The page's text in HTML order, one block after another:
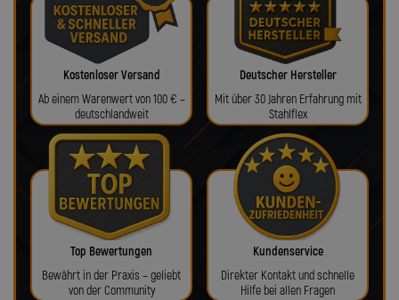
Kostenloser Versand
Ab einem Warenwert von 100 € –
deutschlandweit
Deutscher Hersteller
Mit über 30 Jahren Erfahrung mit
Stahlflex
Top Bewertungen
Bewährt in der Praxis – geliebt
von der Community
Kundenservice
Direkter Kontakt und schnelle
Hilfe bei allen Fragen